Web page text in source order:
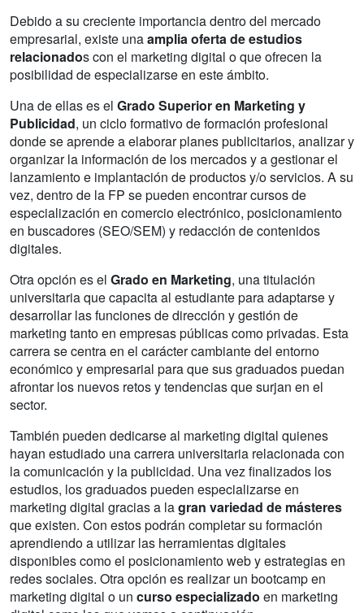
Debido a su creciente importancia dentro del mercado
empresarial, existe unaamplia oferta de estudios
relacionados con el marketing digital o que ofrecen la
posibilidad de especializarse en este ámbito.
Una de ellas es el Grado Superior en Marketing y
Publicidad, un ciclo formativo de formación profesional
donde se aprende a elaborar planes publicitarios, analizar y
organizar la información de los mercados y a gestionar el
lanzamiento e implantación de productos y/o servicios. A su
vez, dentro de la FP se pueden encontrar cursos de
especialización en comercio electrónico, posicionamiento
en buscadores (SEO/SEM) y redacción de contenidos
digitales.
Otra opción es el Grado en Marketing, una titulación
universitaria que capacita al estudiante para adaptarse y
desarrollar las funciones de dirección y gestión de
marketing tanto en empresas públicas como privadas. Esta
carrera se centra en el carácter cambiante del entorno
económico y empresarial para que sus graduados puedan
afrontar los nuevos retos y tendencias que surjan en el
sector.
También pueden dedicarse al marketing digital quienes
hayan estudiado una carrera universitaria relacionada con
la comunicación y la publicidad. Una vez finalizados los
estudios, los graduados pueden especializarse en
marketing digital gracias a lagran variedad de másteres
que existen. Con estos podrán completar su formación
aprendiendo a utilizar las herramientas digitales
disponibles como el posicionamiento web y estrategias en
redes sociales. Otra opción es realizar un bootcamp en
marketing digital o un curso especializado en marketing